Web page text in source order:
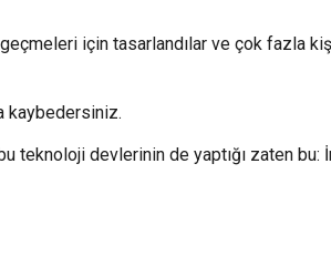
için tasarlandılar ve çok fazla
kaybedersiniz.
teknoloji devlerinin de yaptığı zaten bu: